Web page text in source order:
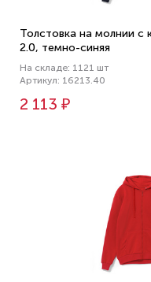
Толстовка на молнии
2.0, темно-синяя
На складе: 1121 шт
Артикул: 16213.40
2 113 ₽